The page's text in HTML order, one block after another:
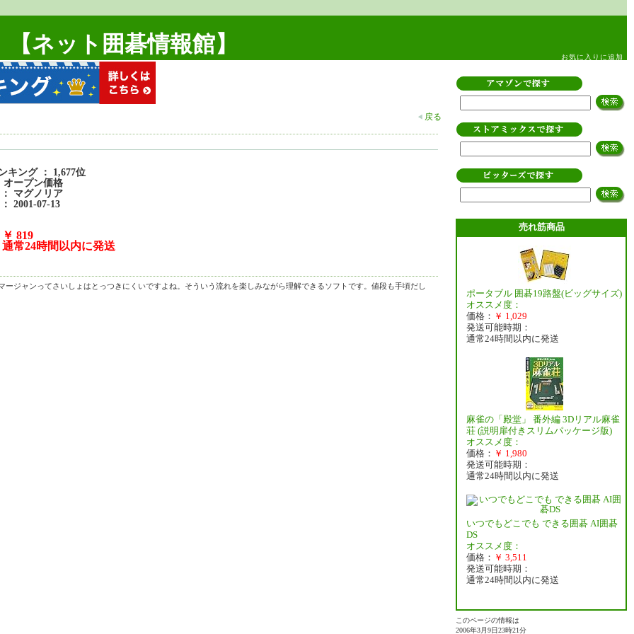
ネット囲碁情報館】
お気に入りに追加
戻る
キング ： 1,677位
オープン価格
マグノリア
2001-07-13
￥ 819
通常24時間以内に発送
ージャンってさいしょはとっつきにくいですよね。そういう流れを楽しみながら理解できるソフトです。値段も手頃だし
売れ筋商品
ポータブル 囲碁19路盤(ビッグサイズ)
オススメ度：
価格： ￥ 1,029
発送可能時期：
通常24時間以内に発送
麻雀の「殿堂」 番外編 3Dリアル麻雀
荘 (説明扉付きスリムパッケージ版)
オススメ度：
価格： ￥ 1,980
発送可能時期：
通常24時間以内に発送
いつでもどこでも できる囲碁 AI囲碁
DS
オススメ度：
価格： ￥ 3,511
発送可能時期：
通常24時間以内に発送
このページの情報は
2006年3月9日23時21分